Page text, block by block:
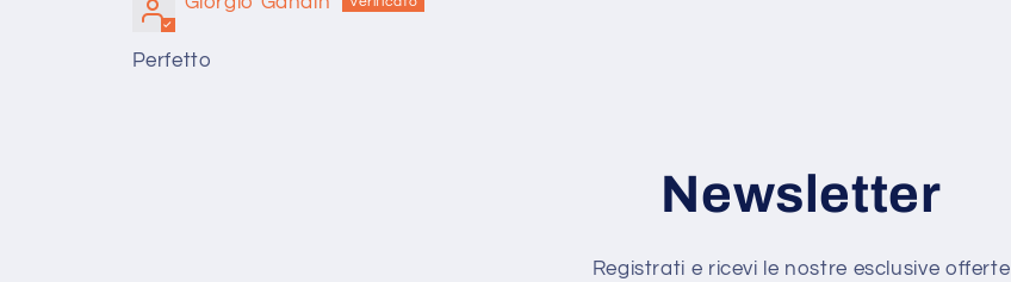
Perfetto
Newsletter
Registrati e ricevi le nostre esclusive offerte